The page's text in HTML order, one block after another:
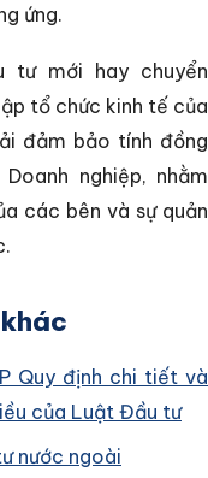
ứng.
tư mới hay chuyển
tổ chức kinh tế của
đảm bảo tính đồng
nghiệp, nhằm
các bên và sự quản
Quy định chi tiết và
của Luật Đầu tư
nước ngoài